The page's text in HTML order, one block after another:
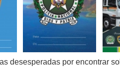
desesperadas por encontrar